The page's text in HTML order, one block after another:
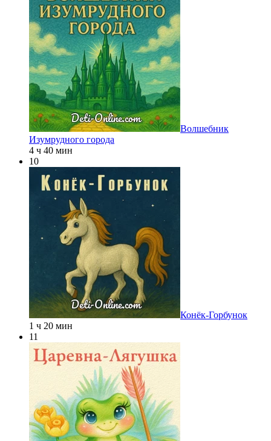
Волшебник
Изумрудного города
4 ч 40 мин
10
Конёк-Горбунок
1 ч 20 мин
11